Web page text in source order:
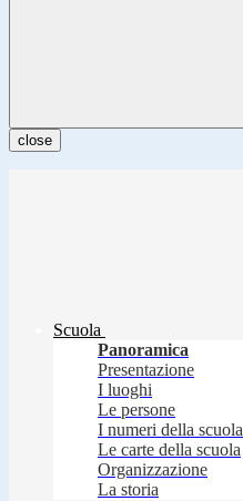
close
Scuola
Panoramica
Presentazione
I luoghi
Le persone
I numeri della scuola
Le carte della scuola
Organizzazione
La storia